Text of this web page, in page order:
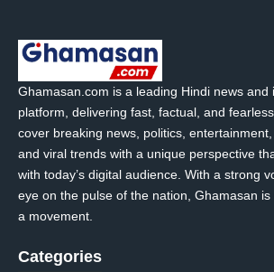
Ghamasan.com is a leading Hindi news and
platform, delivering fast, factual, and
cover breaking news, politics, entertainment,
and viral trends with a unique perspective
with today’s digital audience. With a strong
eye on the pulse of the nation, Ghamasan
a movement.
Categories